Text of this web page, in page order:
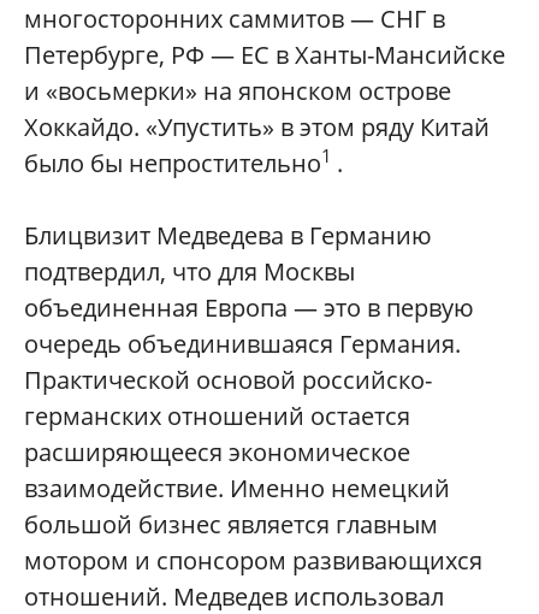
многосторонних саммитов — СНГ в
Петербурге, РФ — ЕС в Ханты-Мансийске
и «восьмерки» на японском острове
Хоккайдо. «Упустить» в этом ряду Китай
было бы непростительно1 .
Блицвизит Медведева в Германию
подтвердил, что для Москвы
объединенная Европа — это в первую
очередь объединившаяся Германия.
Практической основой российско-
германских отношений остается
расширяющееся экономическое
взаимодействие. Именно немецкий
большой бизнес является главным
мотором и спонсором развивающихся
отношений. Медведев использовал